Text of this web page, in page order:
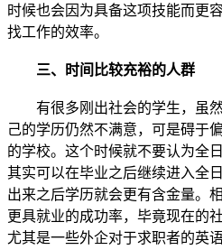
时候也会因为具备这项技能而更
找工作的效率。
三、时间比较充裕的人群
有很多刚出社会的学生，虽
己的学历仍然不满意，可是碍于
的学校。这个时候就不要认为全
其实可以在毕业之后继续进入全
出来之后学历就会更有含金量。
更具就业的成功率，毕竟现在的
尤其是一些外企对于求职者的英